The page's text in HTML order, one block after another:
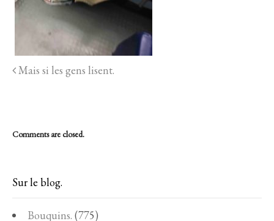
Mais si les gens lisent.
Comments are closed.
Sur le blog.
Bouquins. (775)